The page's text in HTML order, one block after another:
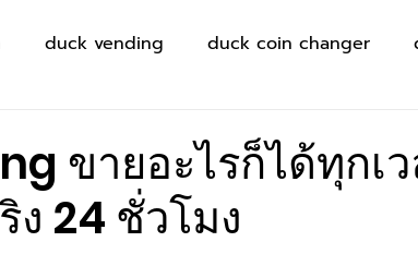
duck vending duck coin changer
ขายอะไรก็ได้ทุกเ
ง 24 ชั่วโมง